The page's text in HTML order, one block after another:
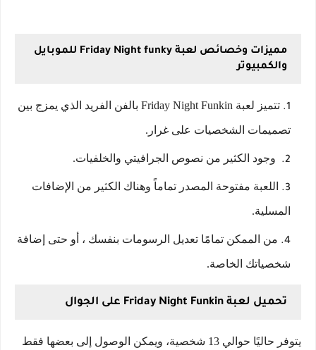
مميزات وخصائص لعبة Friday Night funky للموبايل
والكمبيوتر
تتميز لعبة Friday Night Funkin بالفن الفريد الذي يمزج بين
تصميمات الشخصيات على غرار.
وجود الكثير من نصوص الجرافيتي والخلفيات.
اللعبة مفتوحة المصدر تماماً وهناك الكثير من الإضافات
المسلية.
من الممكن تمامًا تعديل الرسومات بنفسك ، أو حتى إضافة
شخصياتك الخاصة.
تحميل لعبة Friday Night Funkin على الجوال
يتوفر حاليًا حوالي 13 شخصية، ويمكن الوصول إلى بعضها فقط